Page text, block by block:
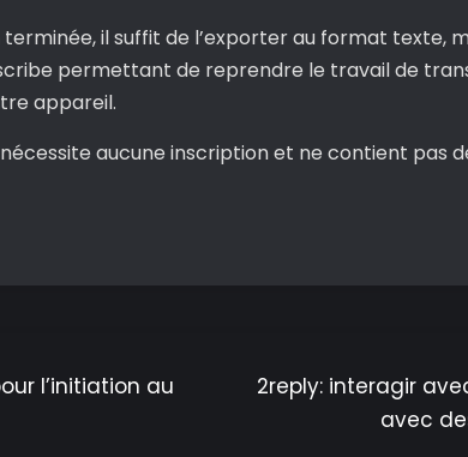
il suffit de l’exporter au format texte,
permettant de reprendre le travail de
appareil.
aucune inscription et ne contient pas
l’initiation au
2reply: interagir
avec